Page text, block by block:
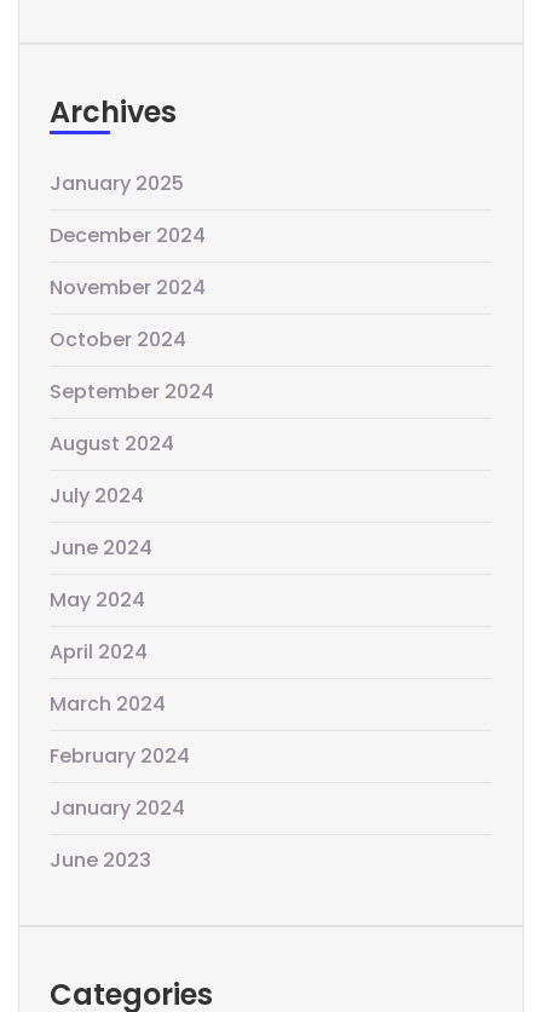
Archives
January 2025
December 2024
November 2024
October 2024
September 2024
August 2024
July 2024
June 2024
May 2024
April 2024
March 2024
February 2024
January 2024
June 2023
Categories